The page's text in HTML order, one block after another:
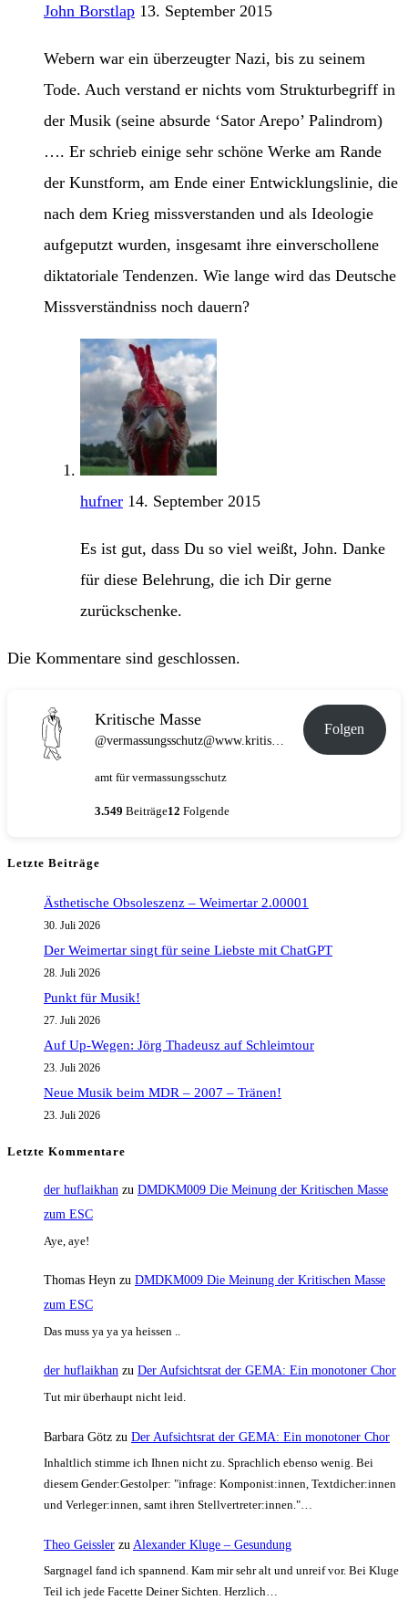
John Borstlap 13. September 2015
Webern war ein überzeugter Nazi, bis zu seinem
Tode. Auch verstand er nichts vom Strukturbegriff in
der Musik (seine absurde ‘Sator Arepo’ Palindrom)
…. Er schrieb einige sehr schöne Werke am Rande
der Kunstform, am Ende einer Entwicklungslinie, die
nach dem Krieg missverstanden und als Ideologie
aufgeputzt wurden, insgesamt ihre einverschollene
diktatoriale Tendenzen. Wie lange wird das Deutsche
Missverständniss noch dauern?
hufner 14. September 2015
Es ist gut, dass Du so viel weißt, John. Danke
für diese Belehrung, die ich Dir gerne
zurückschenke.
Die Kommentare sind geschlossen.
Kritische Masse
@vermassungsschutz@www.kritische-masse.de
Folgen
amt für vermassungsschutz
3.549 Beiträge12 Folgende
Letzte Beiträge
Ästhetische Obsoleszenz – Weimertar 2.00001
30. Juli 2026
Der Weimertar singt für seine Liebste mit ChatGPT
28. Juli 2026
Punkt für Musik!
27. Juli 2026
Auf Up-Wegen: Jörg Thadeusz auf Schleimtour
23. Juli 2026
Neue Musik beim MDR – 2007 – Tränen!
23. Juli 2026
Letzte Kommentare
der huflaikhan zu DMDKM009 Die Meinung der Kritischen Masse
zum ESC
Aye, aye!
Thomas Heyn zu DMDKM009 Die Meinung der Kritischen Masse
zum ESC
Das muss ya ya ya heissen ..
der huflaikhan zu Der Aufsichtsrat der GEMA: Ein monotoner Chor
Tut mir überhaupt nicht leid.
Barbara Götz zu Der Aufsichtsrat der GEMA: Ein monotoner Chor
Inhaltlich stimme ich Ihnen nicht zu. Sprachlich ebenso wenig. Bei
diesem Gender:Gestolper: "infrage: Komponist:innen, Textdicher:innen
und Verleger:innen, samt ihren Stellvertreter:innen."…
Theo Geissler zu Alexander Kluge – Gesundung
Sargnagel fand ich spannend. Kam mir sehr alt und unreif vor. Bei Kluge
Teil ich jede Facette Deiner Sichten. Herzlich…